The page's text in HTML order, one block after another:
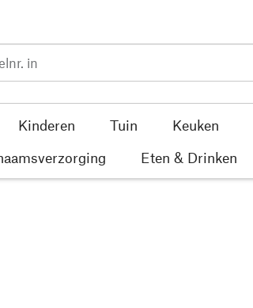
Kinderen Tuin Keuken
Eten & Drinken